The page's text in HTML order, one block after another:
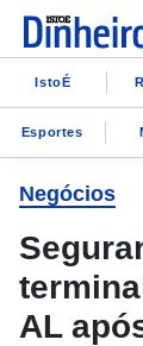
IstoÉ
Esportes
Negócios
AL